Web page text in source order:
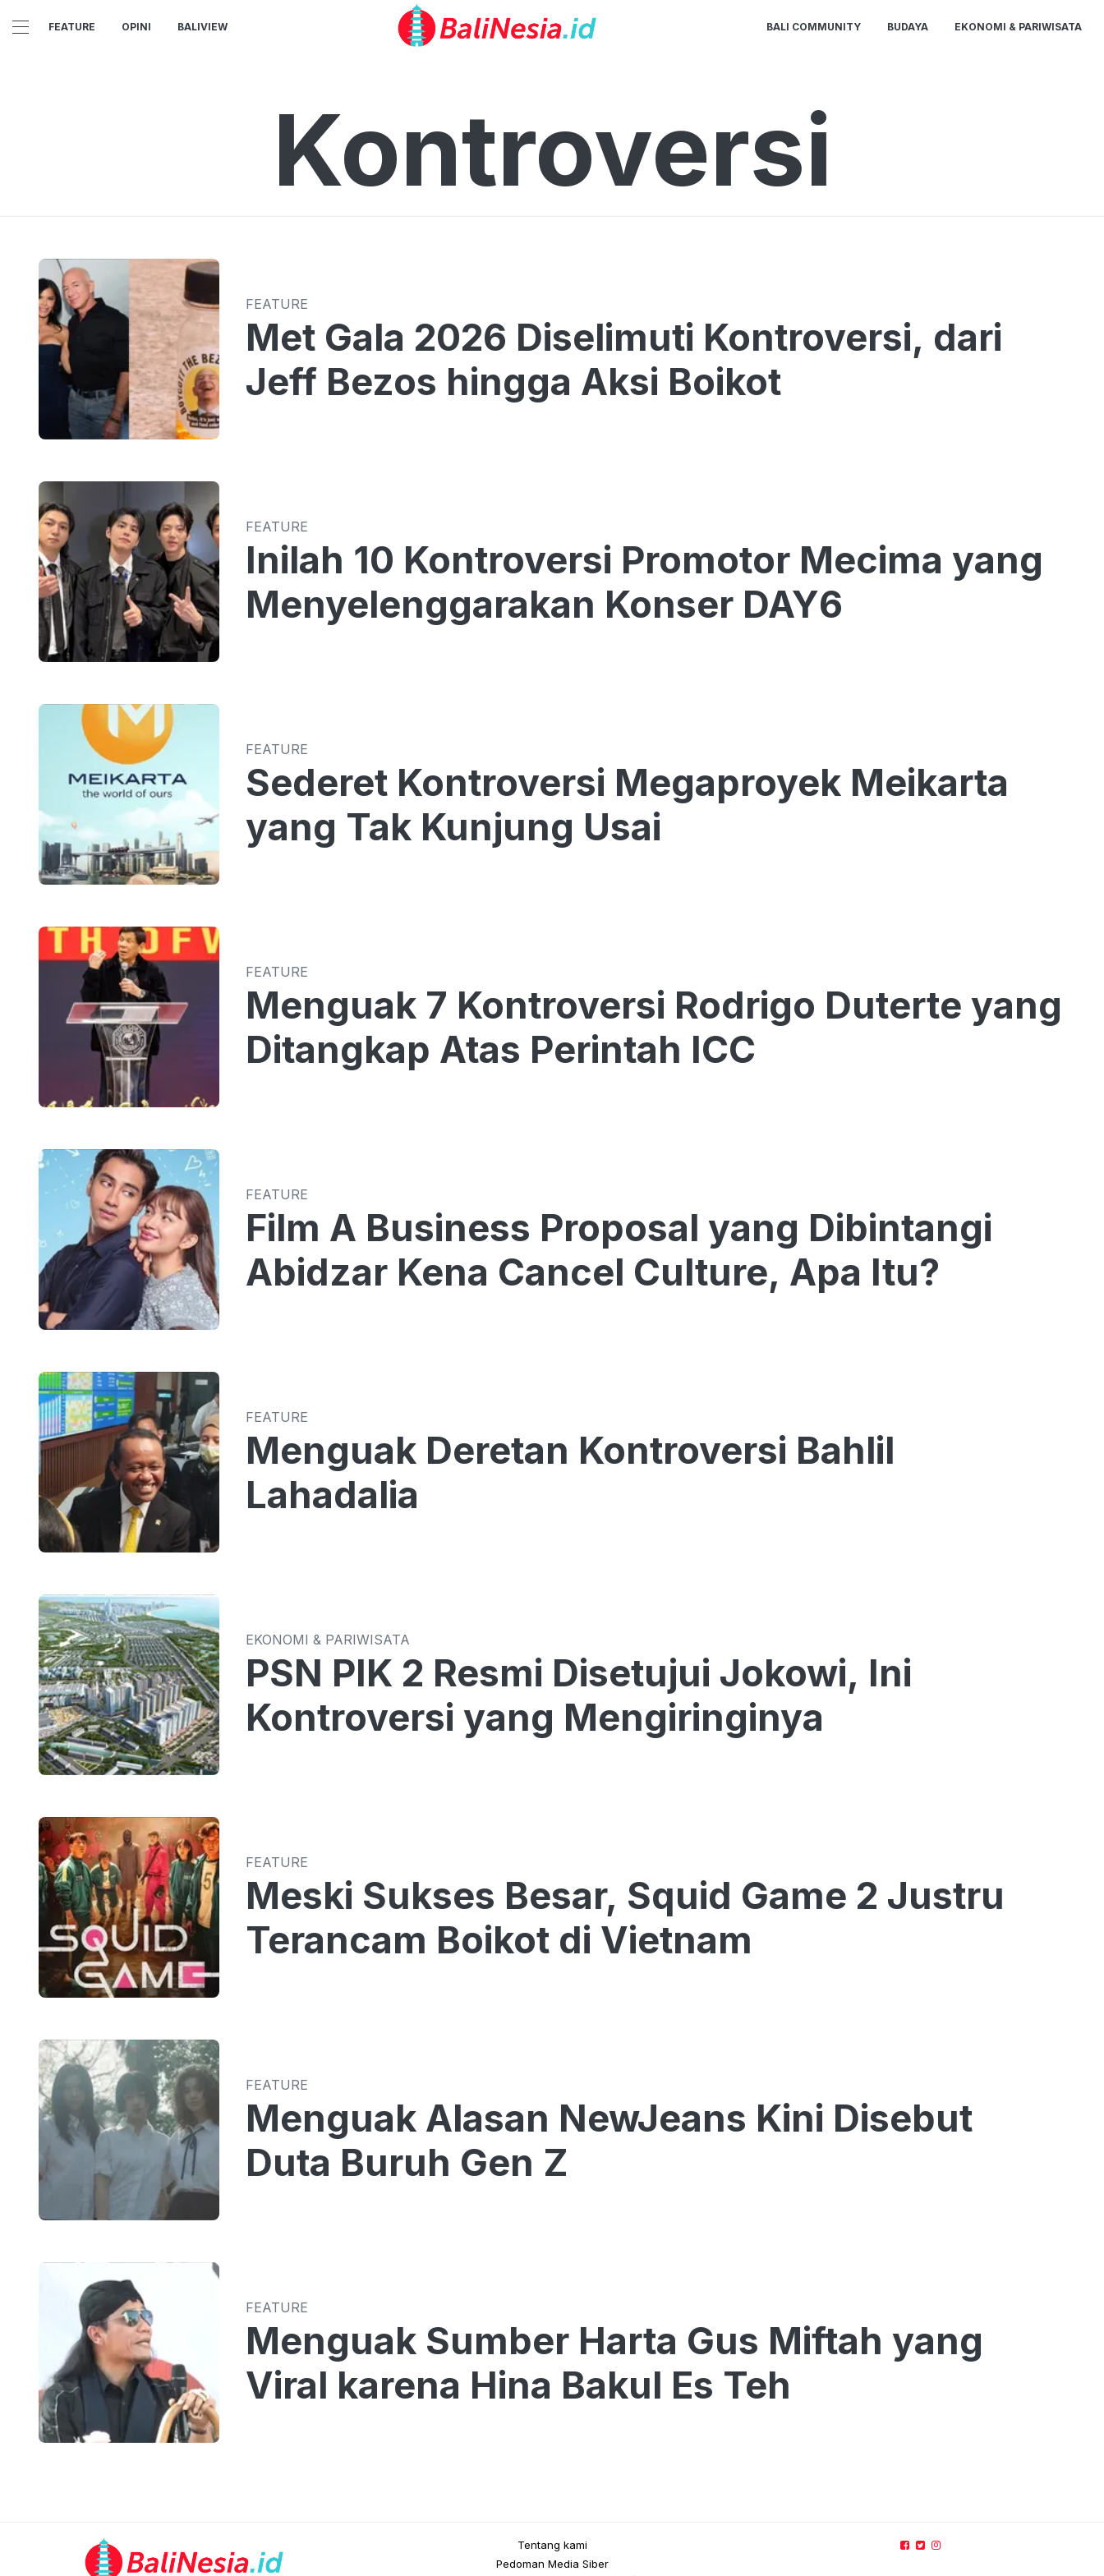
FEATURE OPINI BALIVIEW BALI COMMUNITY BUDAYA EKONOMI & PARIWISATA
Kontroversi
FEATURE
Met Gala 2026 Diselimuti Kontroversi, dari
Jeff Bezos hingga Aksi Boikot
FEATURE
Inilah 10 Kontroversi Promotor Mecima yang
Menyelenggarakan Konser DAY6
FEATURE
Sederet Kontroversi Megaproyek Meikarta
yang Tak Kunjung Usai
FEATURE
Menguak 7 Kontroversi Rodrigo Duterte yang
Ditangkap Atas Perintah ICC
FEATURE
Film A Business Proposal yang Dibintangi
Abidzar Kena Cancel Culture, Apa Itu?
FEATURE
Menguak Deretan Kontroversi Bahlil
Lahadalia
EKONOMI & PARIWISATA
PSN PIK 2 Resmi Disetujui Jokowi, Ini
Kontroversi yang Mengiringinya
FEATURE
Meski Sukses Besar, Squid Game 2 Justru
Terancam Boikot di Vietnam
FEATURE
Menguak Alasan NewJeans Kini Disebut
Duta Buruh Gen Z
FEATURE
Menguak Sumber Harta Gus Miftah yang
Viral karena Hina Bakul Es Teh
Tentang kami
Pedoman Media Siber